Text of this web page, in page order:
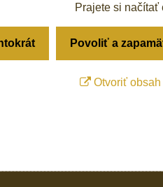
Prajete si načítať
Povoliť a
Otvoriť